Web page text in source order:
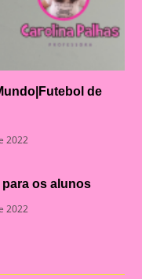
de
2022
para os alunos
2022